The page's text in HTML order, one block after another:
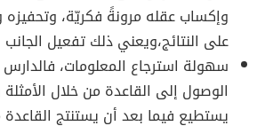
وإكساب عقله مرونةً فكريّة، وتحفيزه
على النتائج،ويعني ذلك تفعيل الجانب
سهولة استرجاع المعلومات،
الوصول إلى القاعدة من خلال الأمثلة
يستطيع فيما بعد أن يستنتج